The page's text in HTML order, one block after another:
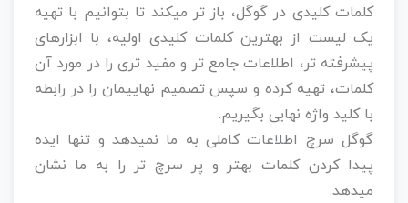
کلمات کلیدی در گوگل، باز تر میکند تا بتوانیم با تهیه
یک لیست از بهترین کلمات کلیدی اولیه، با ابزارهای
پیشرفته تر، اطلاعات جامع تر و مفید تری را در مورد آن
کلمات، تهیه کرده و سپس تصمیم نهاییمان را در رابطه
با کلید واژه نهایی بگیریم.
گوگل سرچ اطلاعات کاملی به ما نمیدهد و تنها ایده
پیدا کردن کلمات بهتر و پر سرچ تر را به ما نشان
میدهد.